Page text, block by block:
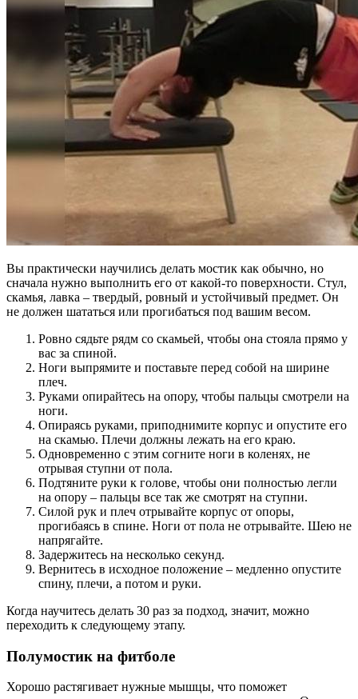
Вы практически научились делать мостик как обычно, но
сначала нужно выполнить его от какой-то поверхности. Стул,
скамья, лавка – твердый, ровный и устойчивый предмет. Он
не должен шататься или прогибаться под вашим весом.
Ровно сядьте рядм со скамьей, чтобы она стояла прямо у
вас за спиной.
Ноги выпрямите и поставьте перед собой на ширине
плеч.
Руками опирайтесь на опору, чтобы пальцы смотрели на
ноги.
Опираясь руками, приподнимите корпус и опустите его
на скамью. Плечи должны лежать на его краю.
Одновременно с этим согните ноги в коленях, не
отрывая ступни от пола.
Подтяните руки к голове, чтобы они полностью легли
на опору – пальцы все так же смотрят на ступни.
Силой рук и плеч отрывайте корпус от опоры,
прогибаясь в спине. Ноги от пола не отрывайте. Шею не
напрягайте.
Задержитесь на несколько секунд.
Вернитесь в исходное положение – медленно опустите
спину, плечи, а потом и руки.
Когда научитесь делать 30 раз за подход, значит, можно
переходить к следующему этапу.
Полумостик на фитболе
Хорошо растягивает нужные мышцы, что поможет